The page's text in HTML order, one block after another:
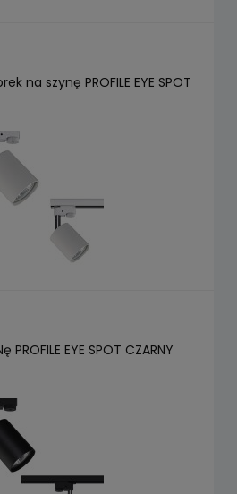
na szynę PROFILE EYE SPOT
PROFILE EYE SPOT CZARNY